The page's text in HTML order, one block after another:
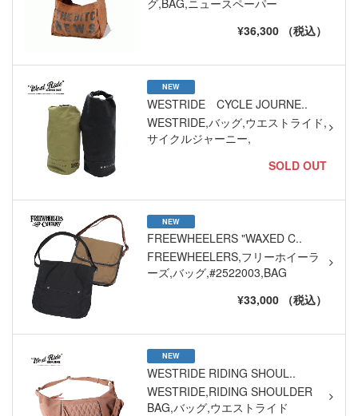
グ,BAG,ニュースペーパー
¥36,300 （税込）
NEW
WESTRIDE CYCLE JOURNE..
WESTRIDE,バッグ,ウエストライド,
サイクルジャーニー,
SOLD OUT
NEW
FREEWHEELERS "WAXED C..
FREEWHEELERS,フリーホイーラ
ーズ,バッグ,#2522003,BAG
¥33,000 （税込）
NEW
WESTRIDE RIDING SHOUL..
WESTRIDE,RIDING SHOULDER
BAG,バッグ,ウエストライド